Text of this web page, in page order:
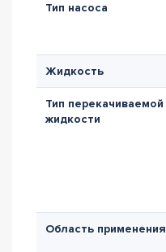
Тип насоса
Жидкость
Тип перекачиваемой
жидкости
Область применения